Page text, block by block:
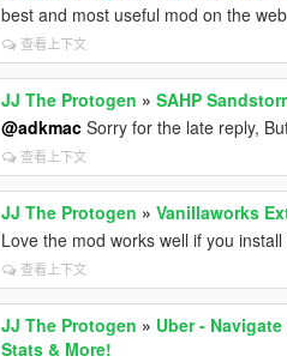
best and most useful mod on the
查看上下文
JJ The Protogen »SAHP
@adkmac Sorry for the late reply,
查看上下文
JJ The Protogen »Vanillaworks
Love the mod works well if you
查看上下文
JJ The Protogen » Uber -
Stats & More!